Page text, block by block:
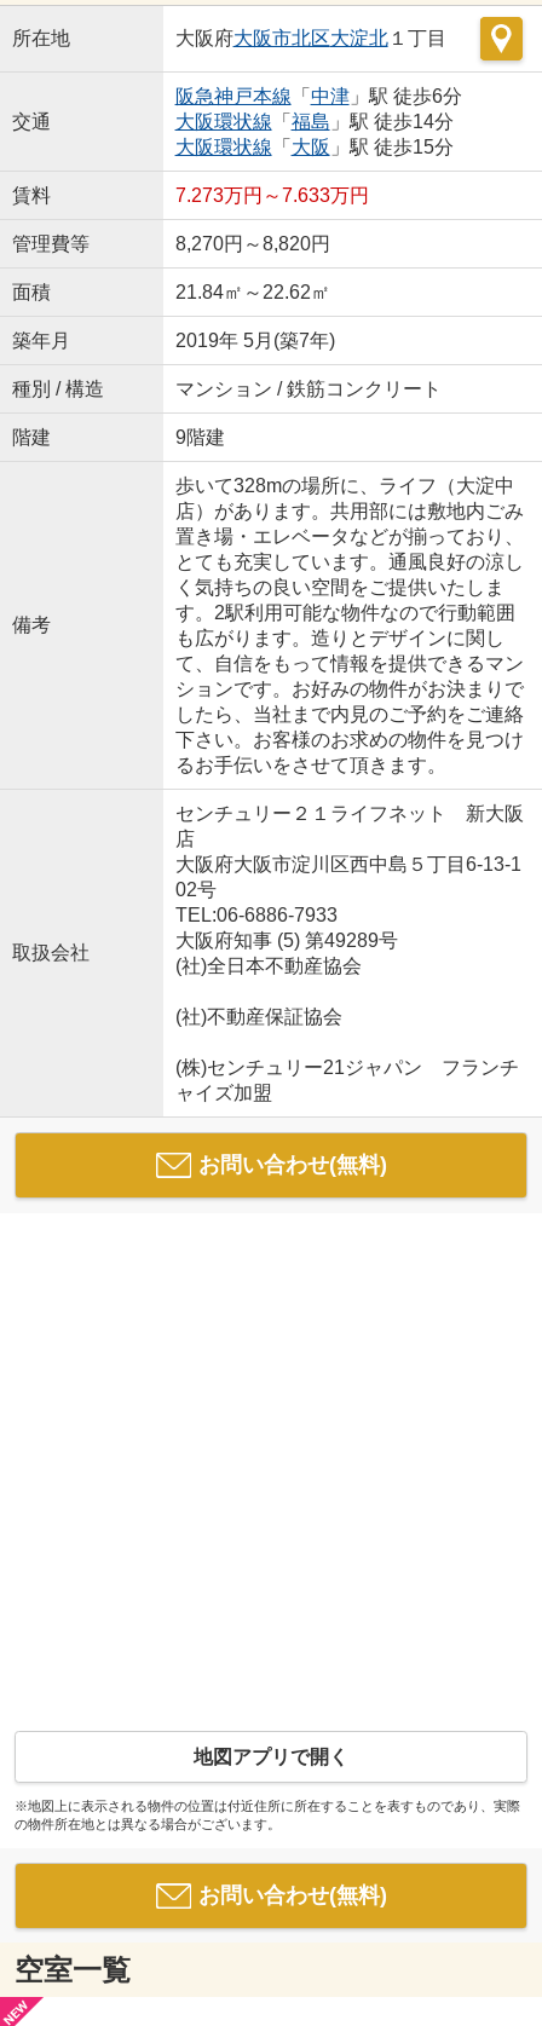
所在地 大阪府大阪市北区大淀北１丁目
交通
阪急神戸本線 「 中津」駅 徒歩6分
大阪環状線 「 福島 」駅 徒歩14分
大阪環状線 「 大阪 」駅 徒歩15分
賃料 7.273万円～7.633万円
管理費等 8,270円～8,820円
面積 21.84㎡～22.62㎡
築年月 2019年 5月(築7年)
種別 / 構造 マンション / 鉄筋コンクリート
階建 9階建
備考
歩いて328mの場所に、ライフ（大淀中
店）があります。共用部には敷地内ごみ
置き場・エレベータなどが揃っており、
とても充実しています。通風良好の涼し
く気持ちの良い空間をご提供いたしま
す。2駅利用可能な物件なので行動範囲
も広がります。造りとデザインに関し
て、自信をもって情報を提供できるマン
ションです。お好みの物件がお決まりで
したら、当社まで内見のご予約をご連絡
下さい。お客様のお求めの物件を見つけ
るお手伝いをさせて頂きます。
取扱会社
センチュリー２１ライフネット 新大阪
店
大阪府大阪市淀川区西中島５丁目6-13-1
02号
TEL:06-6886-7933
大阪府知事 (5) 第49289号
(社)全日本不動産協会
(社)不動産保証協会
(株)センチュリー21ジャパン フランチ
ャイズ加盟
お問い合わせ(無料)
地図アプリで開く
※地図上に表示される物件の位置は付近住所に所在することを表すものであり、実際
の物件所在地とは異なる場合がございます。
お問い合わせ(無料)
空室一覧